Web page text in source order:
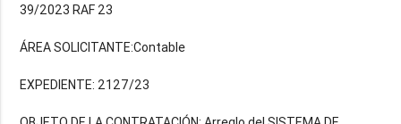
39/2023 RAF 23
ÁREA SOLICITANTE:Contable
EXPEDIENTE: 2127/23